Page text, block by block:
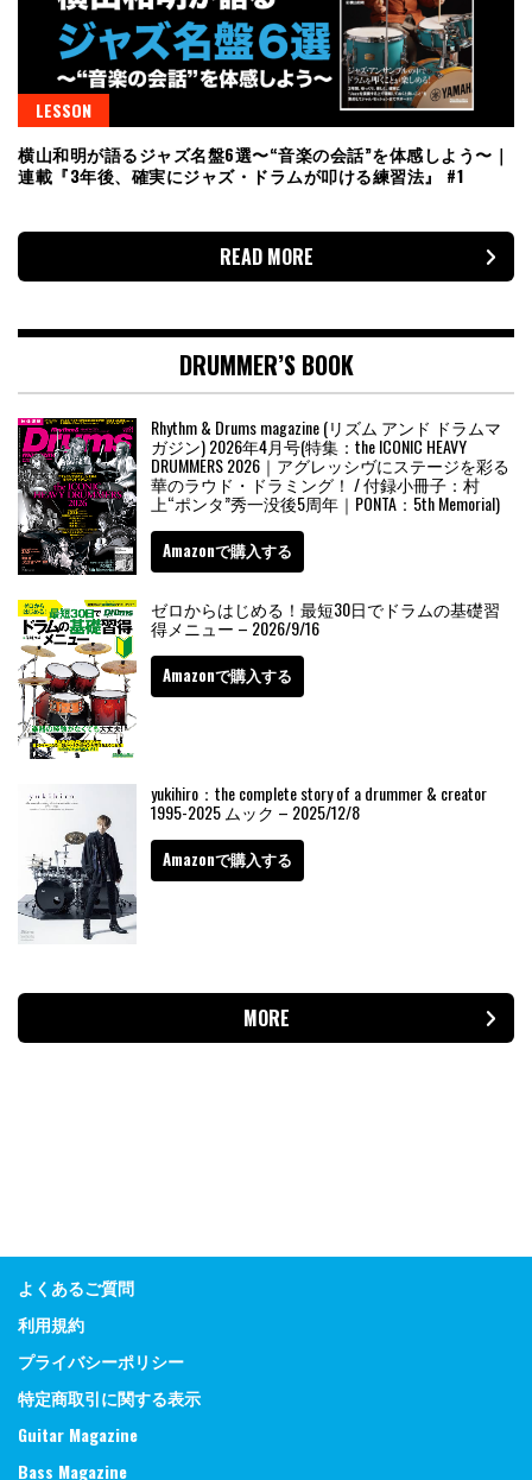
LESSON
横山和明が語るジャズ名盤6選〜“音楽の会話”を体感しよう〜｜
連載『3年後、確実にジャズ・ドラムが叩ける練習法』 #1
READ MORE
DRUMMER’S BOOK
Rhythm & Drums magazine (リズム アンド ドラムマ
ガジン) 2026年4月号(特集：the ICONIC HEAVY
DRUMMERS 2026｜アグレッシヴにステージを彩る
華のラウド・ドラミング！ / 付録小冊子：村
上“ポンタ”秀一没後5周年｜PONTA：5th Memorial)
Amazonで購入する
ゼロからはじめる！最短30日でドラムの基礎習
得メニュー – 2026/9/16
Amazonで購入する
yukihiro：the complete story of a drummer & creator
1995-2025 ムック – 2025/12/8
Amazonで購入する
MORE
よくあるご質問
利用規約
プライバシーポリシー
特定商取引に関する表示
Guitar Magazine
Bass Magazine